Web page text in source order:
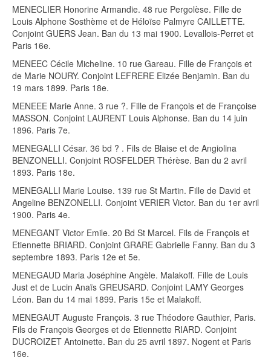
MENECLIER Honorine Armandie. 48 rue Pergolèse. Fille de
Louis Alphone Sosthème et de Héloïse Palmyre CAILLETTE.
Conjoint GUERS Jean. Ban du 13 mai 1900. Levallois-Perret et
Paris 16e.
MENEEC Cécile Micheline. 10 rue Gareau. Fille de François et
de Marie NOURY. Conjoint LEFRERE Elizée Benjamin. Ban du
19 mars 1899. Paris 18e.
MENEEE Marie Anne. 3 rue ?. Fille de François et de Françoise
MASSON. Conjoint LAURENT Louis Alphonse. Ban du 14 juin
1896. Paris 7e.
MENEGALLI César. 36 bd ? . Fils de Blaise et de Angiolina
BENZONELLI. Conjoint ROSFELDER Thérèse. Ban du 2 avril
1893. Paris 18e.
MENEGALLI Marie Louise. 139 rue St Martin. Fille de David et
Angeline BENZONELLI. Conjoint VERIER Victor. Ban du 1er avril
1900. Paris 4e.
MENEGANT Victor Emile. 20 Bd St Marcel. Fils de François et
Etiennette BRIARD. Conjoint GRARE Gabrielle Fanny. Ban du 3
septembre 1893. Paris 12e et 5e.
MENEGAUD Maria Joséphine Angèle. Malakoff. Fille de Louis
Just et de Lucin Anaïs GREUSARD. Conjoint LAMY Georges
Léon. Ban du 14 mai 1899. Paris 15e et Malakoff.
MENEGAUT Auguste François. 3 rue Théodore Gauthier, Paris.
Fils de François Georges et de Etiennette RIARD. Conjoint
DUCROIZET Antoinette. Ban du 25 avril 1897. Nogent et Paris
16e.